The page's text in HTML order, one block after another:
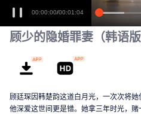
00:00:00/00:01:04
顾少的隐婚罪妻（韩语版
顾廷琛因韩楚韵这道白月光，一次次将
他深爱这世间更是错。她拿三年时光，赌